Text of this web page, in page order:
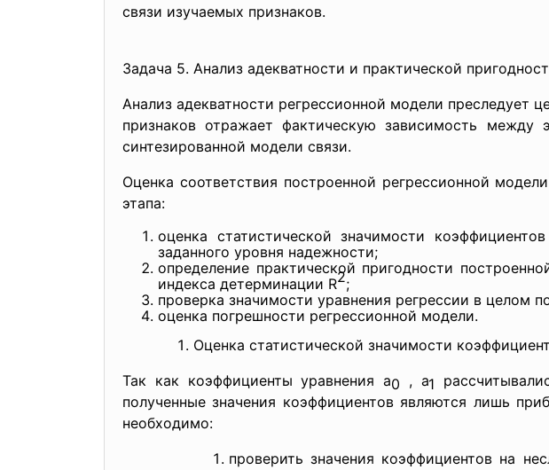
связи изучаемых признаков.
Задача 5. Анализ адекватности и практической
Анализ адекватности регрессионной модели преследует
признаков отражает фактическую зависимость
синтезированной модели связи.
Оценка соответствия построенной регрессионной
этапа:
оценка статистической значимости
заданного уровня надежности;
определение практической пригодности
индекса детерминации R2;
проверка значимости уравнения регрессии в целом
оценка погрешности регрессионной модели.
Оценка статистической значимости
Так как коэффициенты уравнения а0 , а1
полученные значения коэффициентов являются лишь
необходимо:
проверить значения коэффициентов на